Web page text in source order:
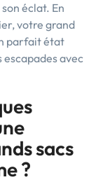
éclat. En
votre grand
parfait état
avec
sacs
?